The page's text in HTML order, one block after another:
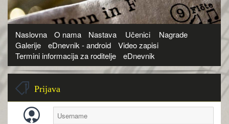
Naslovna O nama Nastava Učenici
Nagrade
Galerije
eDnevnik - android
Video zapisi
Termini informacija za roditelje
eDnevnik
Prijava